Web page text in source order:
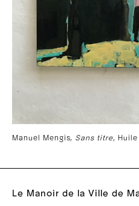
Manuel Mengis, Sans titre, Huile
Le Manoir de la Ville de